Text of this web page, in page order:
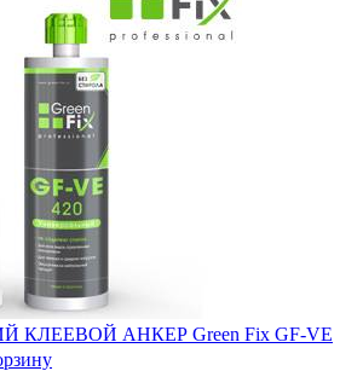
КЛЕЕВОЙ АНКЕР Green Fix GF-VE